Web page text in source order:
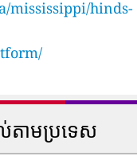
mississippi/hinds-
ាមប្រទេស